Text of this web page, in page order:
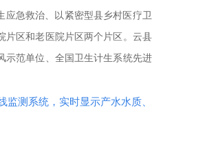
急救治、以紧密型县乡村医疗卫
片区和老医院片区两个片区。云县
示范单位、全国卫生计生系统先进
测系统，实时显示产水水质、